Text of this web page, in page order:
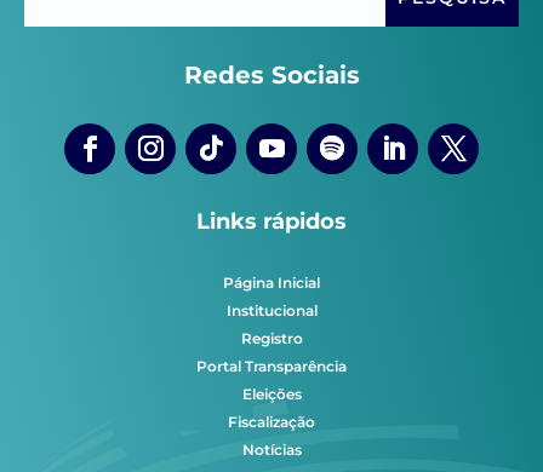
Redes Sociais
Links rápidos
Página Inicial
Institucional
Registro
Portal Transparência
Eleições
Fiscalização
Notícias